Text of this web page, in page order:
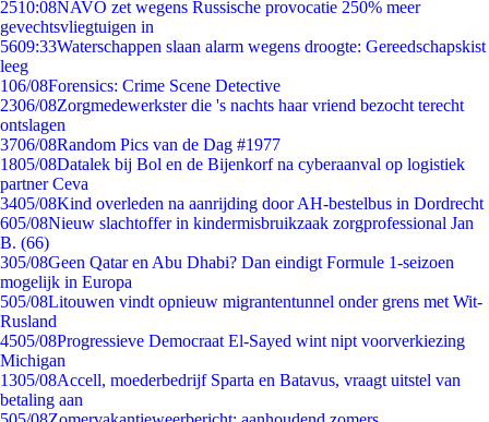
2510:08NAVO zet wegens Russische provocatie 250% meer
gevechtsvliegtuigen in
5609:33Waterschappen slaan alarm wegens droogte: Gereedschapskist
leeg
106/08Forensics: Crime Scene Detective
2306/08Zorgmedewerkster die 's nachts haar vriend bezocht terecht
ontslagen
3706/08Random Pics van de Dag #1977
1805/08Datalek bij Bol en de Bijenkorf na cyberaanval op logistiek
partner Ceva
3405/08Kind overleden na aanrijding door AH-bestelbus in Dordrecht
605/08Nieuw slachtoffer in kindermisbruikzaak zorgprofessional Jan
B. (66)
305/08Geen Qatar en Abu Dhabi? Dan eindigt Formule 1-seizoen
mogelijk in Europa
505/08Litouwen vindt opnieuw migrantentunnel onder grens met Wit-
Rusland
4505/08Progressieve Democraat El-Sayed wint nipt voorverkiezing
Michigan
1305/08Accell, moederbedrijf Sparta en Batavus, vraagt uitstel van
betaling aan